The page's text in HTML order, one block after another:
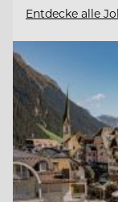
Entdecke alle